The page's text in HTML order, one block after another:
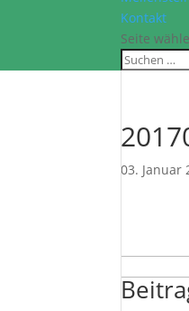
Kontakt
Seite
03. Januar
nach: